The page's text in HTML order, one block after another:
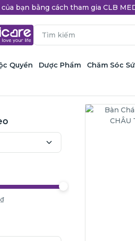
bạn bằng cách tham gia CLB
Quyền Dược Phẩm Chăm Sóc